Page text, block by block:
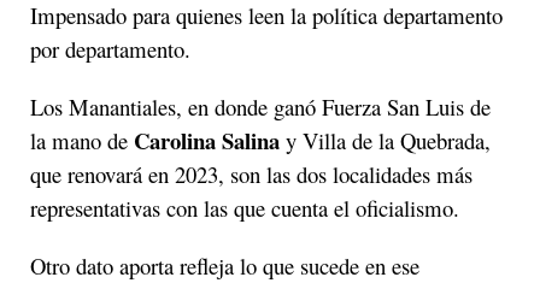
Impensado para quienes leen la política departamento
por departamento.
Los Manantiales, en donde ganó Fuerza San Luis de
la mano de Carolina Salina y Villa de la Quebrada,
que renovará en 2023, son las dos localidades más
representativas con las que cuenta el oficialismo.
Otro dato aporta refleja lo que sucede en ese